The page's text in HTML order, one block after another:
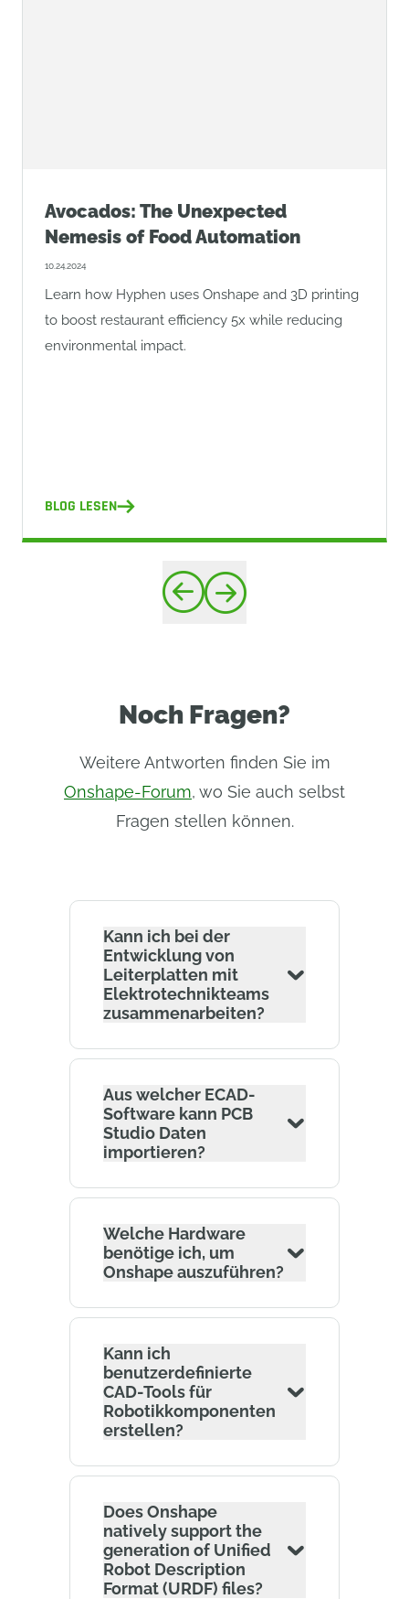
Avocados: The Unexpected
Nemesis of Food Automation
10.24.2024
Learn how Hyphen uses Onshape and 3D printing
to boost restaurant efficiency 5x while reducing
environmental impact.
BLOG LESEN
Noch Fragen?
Weitere Antworten finden Sie im
Onshape-Forum, wo Sie auch selbst
Fragen stellen können.
Kann ich bei der
Entwicklung von
Leiterplatten mit
Elektrotechnikteams
zusammenarbeiten?
Aus welcher ECAD-
Software kann PCB
Studio Daten
importieren?
Welche Hardware
benötige ich, um
Onshape auszuführen?
Kann ich
benutzerdefinierte
CAD-Tools für
Robotikkomponenten
erstellen?
Does Onshape
natively support the
generation of Unified
Robot Description
Format (URDF) files?